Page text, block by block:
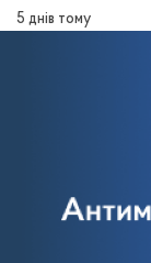
5 днів тому